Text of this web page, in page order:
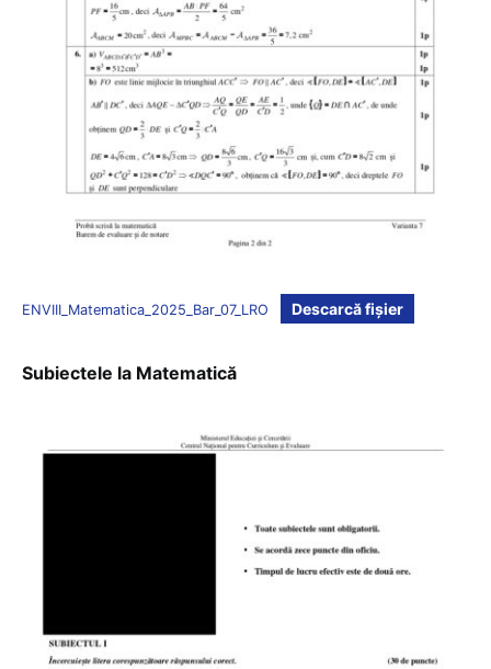
ENVIII_Matematica_2025_Bar_07_LRO Descarcă fișier
Subiectele la Matematică